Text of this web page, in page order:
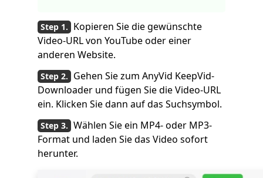
Kopieren Sie die gewünschte
Video-URL von YouTube oder einer
anderen Website.
Gehen Sie zum AnyVid KeepVid-
Downloader und fügen Sie die Video-URL
ein. Klicken Sie dann auf das Suchsymbol.
Wählen Sie ein MP4- oder MP3-
Format und laden Sie das Video sofort
herunter.